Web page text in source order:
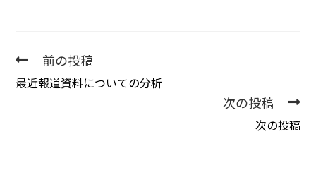
前の投稿
最近報道資料についての分析
次の投稿
次の投稿